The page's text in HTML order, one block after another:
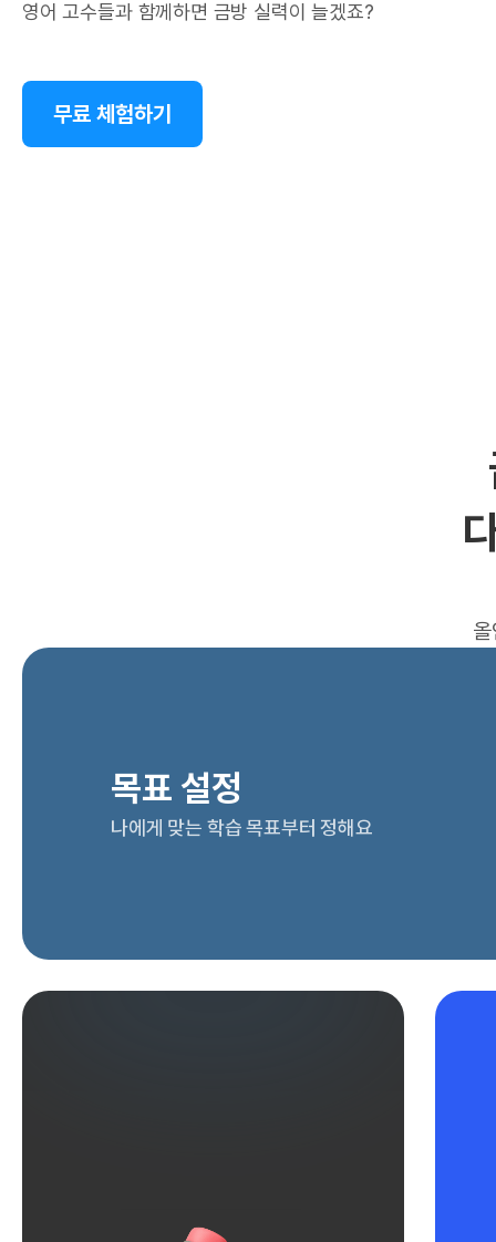
영어 고수들과 함께하면 금방 실력이 늘겠죠?
무료 체험하기
목표 설정
나에게 맞는 학습 목표부터 정해요